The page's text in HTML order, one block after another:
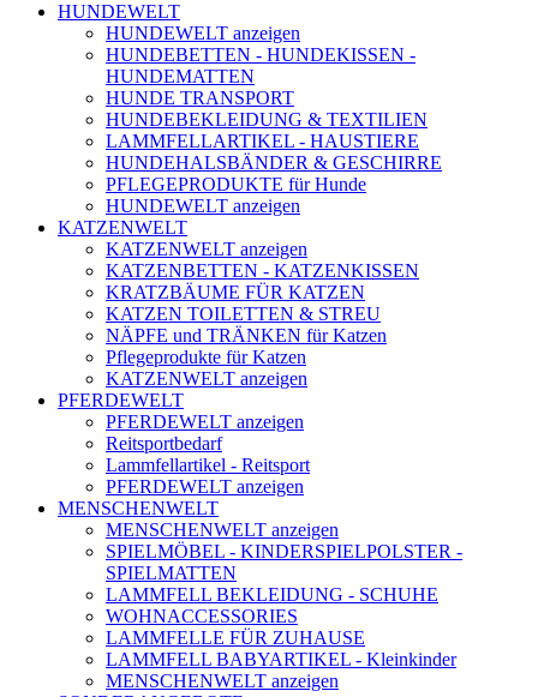
HUNDEWELT
HUNDEWELT anzeigen
HUNDEBETTEN - HUNDEKISSEN -
HUNDEMATTEN
HUNDE TRANSPORT
HUNDEBEKLEIDUNG & TEXTILIEN
LAMMFELLARTIKEL - HAUSTIERE
HUNDEHALSBÄNDER & GESCHIRRE
PFLEGEPRODUKTE für Hunde
HUNDEWELT anzeigen
KATZENWELT
KATZENWELT anzeigen
KATZENBETTEN - KATZENKISSEN
KRATZBÄUME FÜR KATZEN
KATZEN TOILETTEN & STREU
NÄPFE und TRÄNKEN für Katzen
Pflegeprodukte für Katzen
KATZENWELT anzeigen
PFERDEWELT
PFERDEWELT anzeigen
Reitsportbedarf
Lammfellartikel - Reitsport
PFERDEWELT anzeigen
MENSCHENWELT
MENSCHENWELT anzeigen
SPIELMÖBEL - KINDERSPIELPOLSTER -
SPIELMATTEN
LAMMFELL BEKLEIDUNG - SCHUHE
WOHNACCESSORIES
LAMMFELLE FÜR ZUHAUSE
LAMMFELL BABYARTIKEL - Kleinkinder
MENSCHENWELT anzeigen